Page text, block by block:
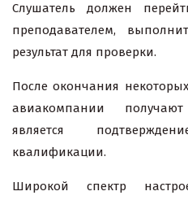
Слушатель должен
преподавателем,
результат для проверки.
После окончания
авиакомпании
является
квалификации.
Широкой спектр